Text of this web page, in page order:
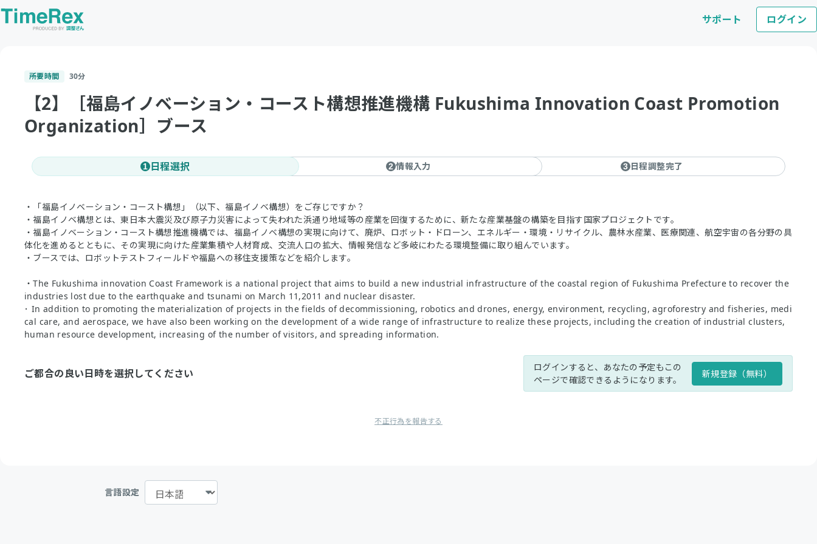
サポート ログイン
所要時間 30分
【2】［福島イノベーション・コースト構想推進機構 Fukushima Innovation Coast Promotion
Organization］ブース
1 日程選択 2 情報入力 3 日程調整完了
・「福島イノベーション・コースト構想」（以下、福島イノベ構想）をご存じですか？
・福島イノベ構想とは、東日本大震災及び原子力災害によって失われた浜通り地域等の産業を回復するために、新たな産業基盤の構築を目指す国家プロジェクトです。
・福島イノベーション・コースト構想推進機構では、福島イノベ構想の実現に向けて、廃炉、ロボット・ドローン、エネルギー・環境・リサイクル、農林水産業、医療関連、航空宇宙の各分野の具
体化を進めるとともに、その実現に向けた産業集積や人材育成、交流人口の拡大、情報発信など多岐にわたる環境整備に取り組んでいます。
・ブースでは、ロボットテストフィールドや福島への移住支援策などを紹介します。
・The Fukushima innovation Coast Framework is a national project that aims to build a new industrial infrastructure of the coastal region of Fukushima Prefecture to recover the
industries lost due to the earthquake and tsunami on March 11,2011 and nuclear disaster.
･ In addition to promoting the materialization of projects in the fields of decommissioning, robotics and drones, energy, environment, recycling, agroforestry and fisheries, medi
cal care, and aerospace, we have also been working on the development of a wide range of infrastructure to realize these projects, including the creation of industrial clusters,
human resource development, increasing of the number of visitors, and spreading information.
ご都合の良い日時を選択してください
ログインすると、あなたの予定もこの
ページで確認できるようになります。
新規登録（無料）
不正行為を報告する
言語設定